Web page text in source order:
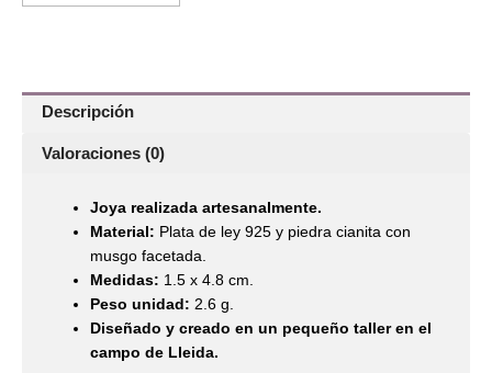
Descripción
Valoraciones (0)
Joya realizada artesanalmente.
Material: Plata de ley 925 y piedra cianita con
musgo facetada.
Medidas: 1.5 x 4.8 cm.
Peso unidad: 2.6 g.
Diseñado y creado en un pequeño taller en el
campo de Lleida.